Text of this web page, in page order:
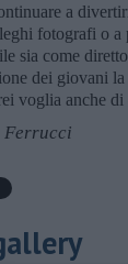
a
fotografi o
sia come
dei giovani
voglia anche
Ferrucci